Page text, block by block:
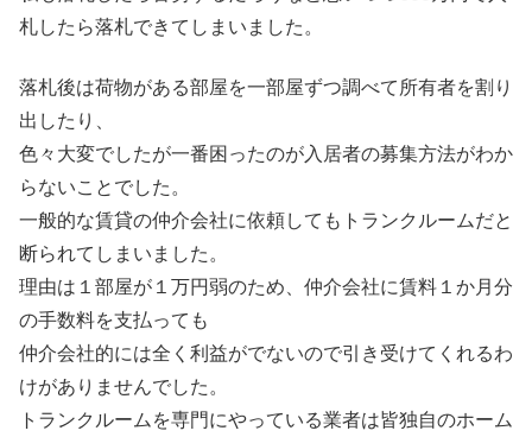
札したら落札できてしまいました。
落札後は荷物がある部屋を一部屋ずつ調べて所有者を割り
出したり、
色々大変でしたが一番困ったのが入居者の募集方法がわか
らないことでした。
一般的な賃貸の仲介会社に依頼してもトランクルームだと
断られてしまいました。
理由は１部屋が１万円弱のため、仲介会社に賃料１か月分
の手数料を支払っても
仲介会社的には全く利益がでないので引き受けてくれるわ
けがありませんでした。
トランクルームを専門にやっている業者は皆独自のホーム